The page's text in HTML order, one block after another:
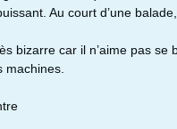
Au court d’une
bizarre car il n’aime pas
machines.